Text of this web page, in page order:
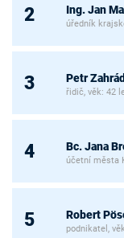
2 Ing. Jan
úředník
3 Petr
řidič, věk: 42
4 Bc. Jana
účetní města
5 Robert
podnikatel,